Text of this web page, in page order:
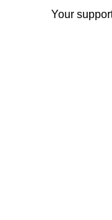
Your